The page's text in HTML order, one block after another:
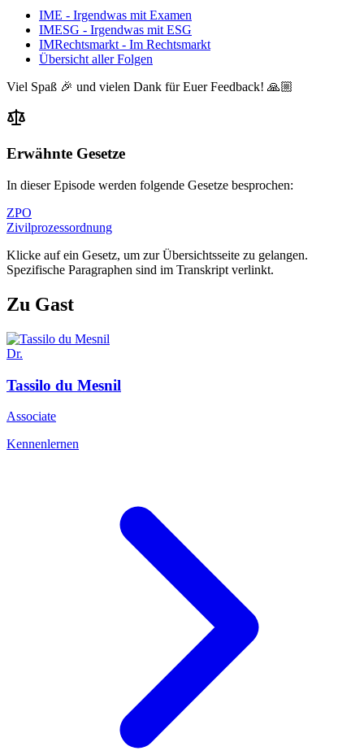
IME - Irgendwas mit Examen
IMESG - Irgendwas mit ESG
IMRechtsmarkt - Im Rechtsmarkt
Übersicht aller Folgen
Viel Spaß 🎉 und vielen Dank für Euer Feedback! 🙏🏼
Erwähnte Gesetze
In dieser Episode werden folgende Gesetze besprochen:
ZPO
Zivilprozessordnung
Klicke auf ein Gesetz, um zur Übersichtsseite zu gelangen.
Spezifische Paragraphen sind im Transkript verlinkt.
Zu Gast
Dr.
Tassilo du Mesnil
Associate
Kennenlernen